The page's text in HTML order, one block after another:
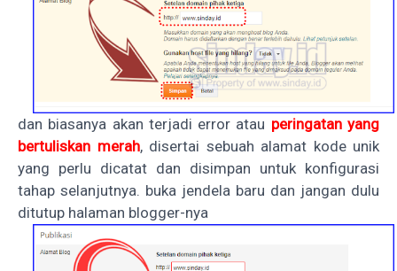
dan biasanya akan terjadi error atau peringatan yang
bertuliskan merah, disertai sebuah alamat kode unik
yang perlu dicatat dan disimpan untuk konfigurasi
tahap selanjutnya. buka jendela baru dan jangan dulu
ditutup halaman blogger-nya